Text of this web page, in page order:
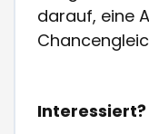
darauf, eine
Interessiert?